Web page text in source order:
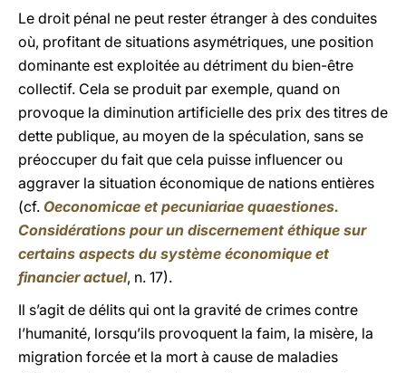
Le droit pénal ne peut rester étranger à des conduites
où, profitant de situations asymétriques, une position
dominante est exploitée au détriment du bien-être
collectif. Cela se produit par exemple, quand on
provoque la diminution artificielle des prix des titres de
dette publique, au moyen de la spéculation, sans se
préoccuper du fait que cela puisse influencer ou
aggraver la situation économique de nations entières
(cf. Oeconomicae et pecuniariae quaestiones.
Considérations pour un discernement éthique sur
certains aspects du système économique et
financier actuel, n. 17).
Il s’agit de délits qui ont la gravité de crimes contre
l’humanité, lorsqu’ils provoquent la faim, la misère, la
migration forcée et la mort à cause de maladies